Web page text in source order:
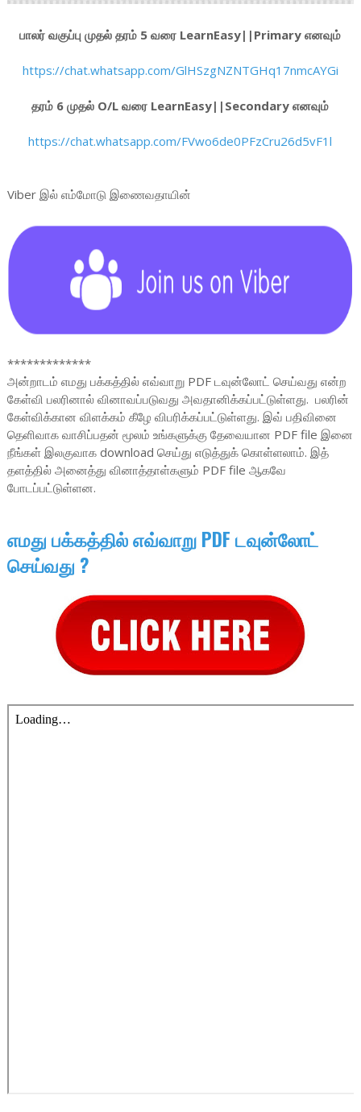
பாலர் வகுப்பு முதல் தரம் 5 வரை LearnEasy||Primary எனவும்
https://chat.whatsapp.com/GlHSzgNZNTGHq17nmcAYGi
தரம் 6 முதல் O/L வரை LearnEasy||Secondary எனவும்
https://chat.whatsapp.com/FVwo6de0PFzCru26d5vF1l
Viber இல் எம்மோடு இணைவதாயின்
*************
அன்றாடம் எமது பக்கத்தில் எவ்வாறு PDF டவுன்லோட் செய்வது என்ற
கேள்வி பலரினால் வினாவப்படுவது அவதானிக்கப்பட்டுள்ளது. பலரின்
கேள்விக்கான விளக்கம் கீழே விபரிக்கப்பட்டுள்ளது. இவ் பதிவினை
தெளிவாக வாசிப்பதன் மூலம் உங்களுக்கு தேவையான PDF file இனை
நீங்கள் இலகுவாக download செய்து எடுத்துக் கொள்ளலாம். இத்
தளத்தில் அனைத்து வினாத்தாள்களும் PDF file ஆகவே
போடப்பட்டுள்ளன.
எமது பக்கத்தில் எவ்வாறு PDF டவுன்லோட்
செய்வது ?